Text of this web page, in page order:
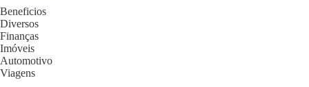
Beneficios
Diversos
Finanças
Imóveis
Automotivo
Viagens